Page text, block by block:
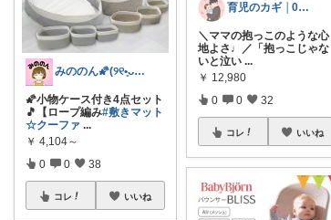
みののん🌠(୨୧•͈ᴗ•͈)感謝♡
🌠小物ケース付き4点セット
🎵【ロープ編み#敷きマット
☆クーファ ...
￥ 4,104～
0 0 38
コレ いいね
育児のカギ │0歳からの必須アイテム
＼ママの抱っこのような心
地よさ♩／ ​「抱っこじゃな
いと泣い ...
￥ 12,980
0 0 32
コレ いいね